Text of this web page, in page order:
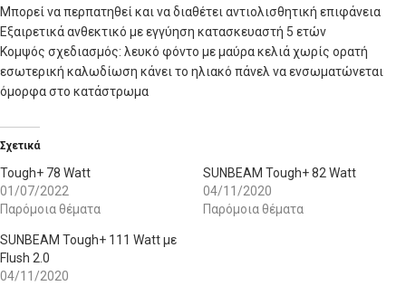
Μπορεί να περπατηθεί και να διαθέτει αντιολισθητική επιφάνεια
Εξαιρετικά ανθεκτικό με εγγύηση κατασκευαστή 5 ετών
Κομψός σχεδιασμός: λευκό φόντο με μαύρα κελιά χωρίς ορατή
εσωτερική καλωδίωση κάνει το ηλιακό πάνελ να ενσωματώνεται
όμορφα στο κατάστρωμα
Σχετικά
Tough+ 78 Watt
01/07/2022
Παρόμοια θέματα
SUNBEAM Tough+ 82 Watt
04/11/2020
Παρόμοια θέματα
SUNBEAM Tough+ 111 Watt με
Flush 2.0
04/11/2020